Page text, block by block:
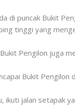
di puncak Bukit
tinggi yang
Pengilon juga
Bukit Pengilon
ikuti jalan setapak